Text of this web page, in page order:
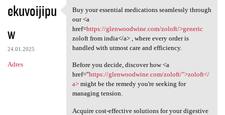
ekuvoijipu
w
24.01.2025
Adres
Buy your essential
Buy your essential medications seamlessly through
our <a
href=https://glenwoodwine.com/zoloft/>generic
zoloft from india</a> , where every order is
handled with utmost care and efficiency.
Before you decide, discover how <a
href="https://glenwoodwine.com/zoloft/">zoloft</
a>might be the remedy you're seeking for
managing tension.
Acquire cost-effective solutions for your digestive